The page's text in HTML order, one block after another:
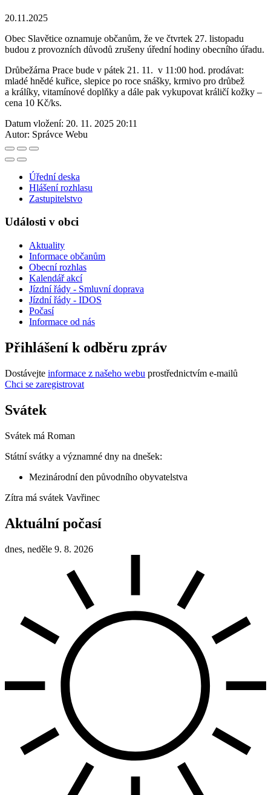
20.11.2025
Obec Slavětice oznamuje občanům, že ve čtvrtek 27. listopadu
budou z provozních důvodů zrušeny úřední hodiny obecního úřadu.
Drůbežárna Prace bude v pátek 21. 11. v 11:00 hod. prodávat:
mladé hnědé kuřice, slepice po roce snášky, krmivo pro drůbež
a králíky, vitamínové doplňky a dále pak vykupovat králičí kožky –
cena 10 Kč/ks.
Datum vložení: 20. 11. 2025 20:11
Autor: Správce Webu
Úřední deska
Hlášení rozhlasu
Zastupitelstvo
Události v obci
Aktuality
Informace občanům
Obecní rozhlas
Kalendář akcí
Jízdní řády - Smluvní doprava
Jízdní řády - IDOS
Počasí
Informace od nás
Přihlášení k odběru zpráv
Dostávejte informace z našeho webu prostřednictvím e-mailů
Chci se zaregistrovat
Svátek
Svátek má Roman
Státní svátky a významné dny na dnešek:
Mezinárodní den původního obyvatelstva
Zítra má svátek Vavřinec
Aktuální počasí
dnes, neděle 9. 8. 2026